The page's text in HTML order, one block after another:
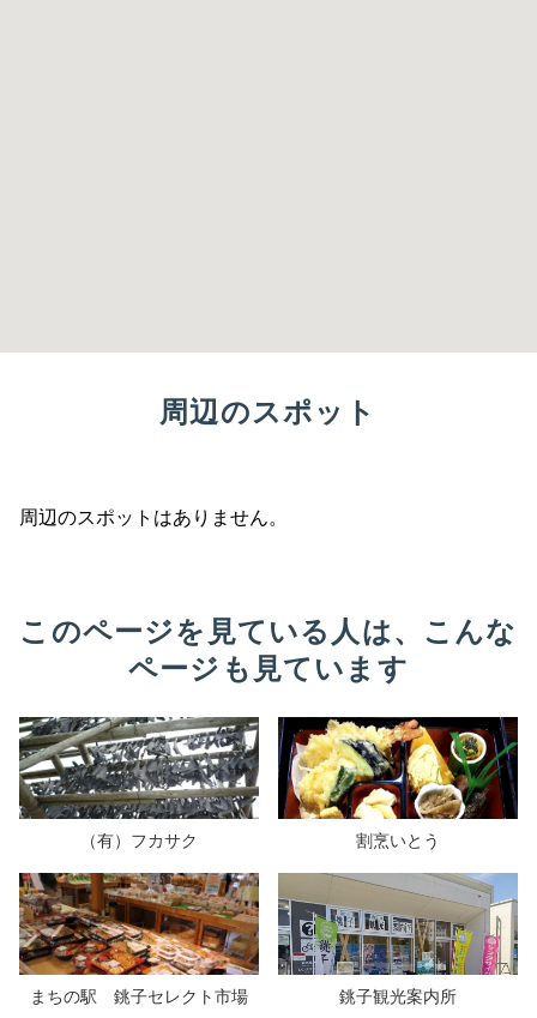
周辺のスポット
周辺のスポットはありません。
このページを見ている人は、こんな
ページも見ています
（有）フカサク 割烹いとう
まちの駅 銚子セレクト市場 銚子観光案内所